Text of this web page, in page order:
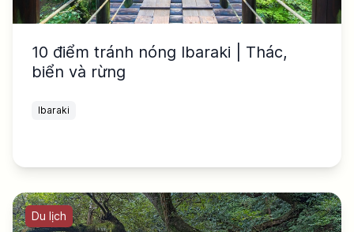
10 điểm tránh nóng Ibaraki | Thác,
biển và rừng
Ibaraki
Du lịch